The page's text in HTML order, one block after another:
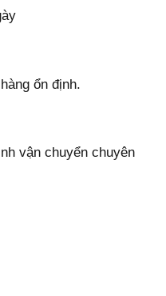
ổn định.
vận chuyển chuyên